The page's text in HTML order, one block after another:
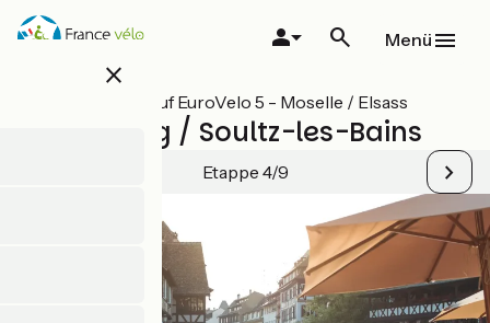
Direkt
zum
close
Menü
Alle Etappen auf EuroVelo 5 - Moselle / Elsass
Strasbourg / Soultz-les-Bains
Etappe 4/9